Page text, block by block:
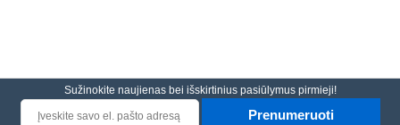
Sužinokite naujienas bei išskirtinius pasiūlymus pirmieji!
Prenumeruoti